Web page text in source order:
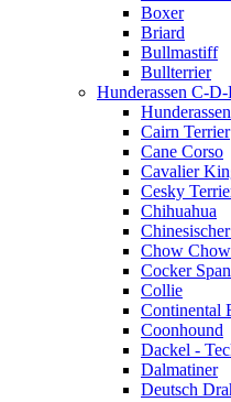
Boxer
Briard
Bullmastiff
Bullterrier
Hunderassen C-D-
Cairn Terrier
Cane Corso
Cavalier
Cesky
Chihuahua
Chow Chow
Cocker
Collie
Continental
Coonhound
Dackel -
Dalmatiner
Deutsch